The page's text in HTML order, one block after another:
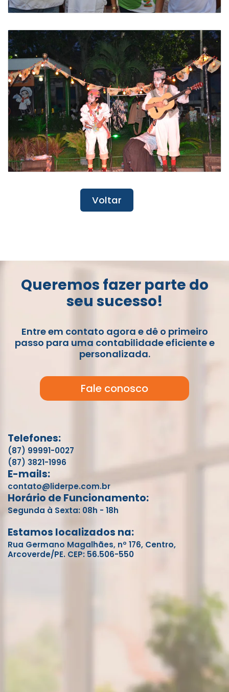
Voltar
Queremos fazer parte do
seu sucesso!
Entre em contato agora e dê o primeiro
passo para uma contabilidade eficiente e
personalizada.
Fale conosco
Telefones:
(87) 99991-0027
(87) 3821-1996
E-mails:
contato@liderpe.com.br
Horário de Funcionamento:
Segunda à Sexta: 08h - 18h
Estamos localizados na:
Rua Germano Magalhães, nº 176, Centro,
Arcoverde/PE. CEP: 56.506-550